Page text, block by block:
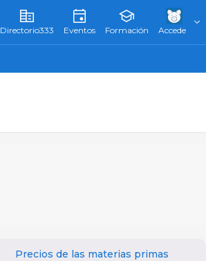
Directorio333 Eventos Formación Accede
Precios de las materias primas